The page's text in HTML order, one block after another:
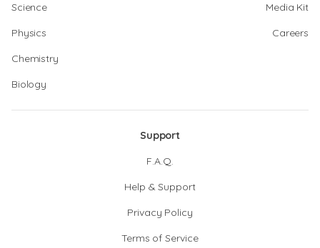
Science
Physics
Chemistry
Biology
Media Kit
Careers
Support
F.A.Q.
Help & Support
Privacy Policy
Terms of Service